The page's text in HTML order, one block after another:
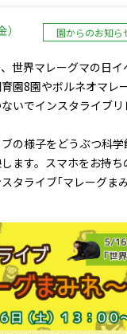
園からのお知ら
世界マレーグマの日イ
園8園やボルネオマレ
いでインスタライブ
の様子をどうぶつ科
ます。スマホをお持
タライブ｢マレーグま